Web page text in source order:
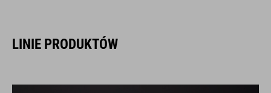
LINIE PRODUKTÓW